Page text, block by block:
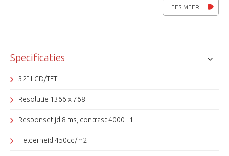
LEES MEER
Specificaties
32" LCD/TFT
Resolutie 1366 x 768
Responsetijd 8 ms, contrast 4000 : 1
Helderheid 450cd/m2